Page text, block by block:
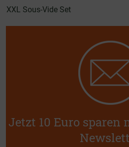
XXL Sous-Vide Set
Jetzt 10 Euro sparen